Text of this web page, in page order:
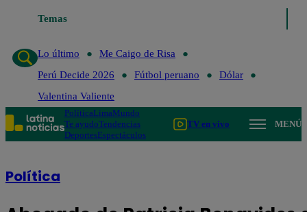
Temas
Lo último
Me Caigo de Risa
Perú Decide 2026
Fútbol peruano
Dólar
Valentina Valiente
PolíticaLimaMundo
Te ayudoTendencias
DeportesEspectáculos
TV en vivo MENÚ
Política